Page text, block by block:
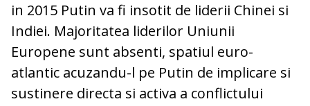
in 2015 Putin va fi insotit de liderii Chinei si
Indiei. Majoritatea liderilor Uniunii
Europene sunt absenti, spatiul euro-
atlantic acuzandu-l pe Putin de implicare si
sustinere directa si activa a conflictului